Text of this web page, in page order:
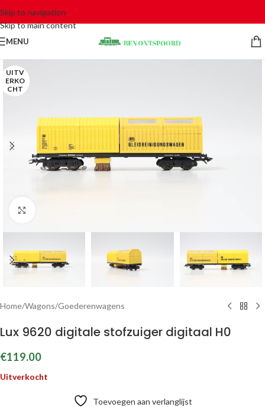
Skip to navigation
Skip to main content
MENU
UITV
ERKO
CHT
Home/Wagons/Goederenwagens
Lux 9620 digitale stofzuiger digitaal H0
€119.00
Uitverkocht
Toevoegen aan verlanglijst